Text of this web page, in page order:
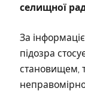
селищної
За
підозра
становищем,